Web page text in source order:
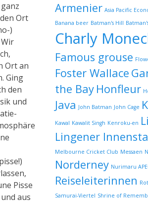
Ort
)
Ort an
Ging
den
und
Pisse
aus
Armenier Asia Pacific
Banana beer Batman's Hill
Charly
Famous grouse
Foster Wallace
the Bay Honfleur
Java John Batman John Cage
Kawal Kawalit Singh Kenroku-en
Lingener
Melbourne Cricket Club Messaen
Norderney Nurimaru
Reiseleiterinnen
Samurai-Viertel Shrine of